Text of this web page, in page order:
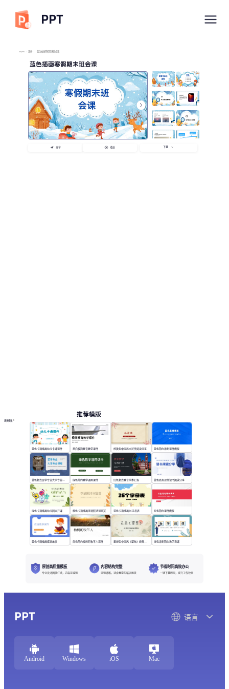
PPT
imyPPT / 课件 / 蓝色插画寒假期末班会课
蓝色插画寒假期末班会课
分享 播放 下载
推荐模版
更多模板
蓝色卡通插画幼儿卡通课件 黑白极简教育教学课件 棕黄色中国风水浒传阅读分享 蓝色简约清新课件模版
绿色简约教学通用课件 红色复古教育学术汇报 蓝色商务现代读书阅读分享
绿色卡通插画幼儿园公开课 橙色卡通插画李清照诗词鉴赏 蓝色卡通插画26字母表 红色简约课件模版
蓝色卡通插画成语故事 白色简约植树的牧羊人课件 墨绿色中国风《望岳》经典诗词欣赏 绿色清新简约教学说课
原创高质量模板
专业设计团队打造，内容可编辑
内容结构完整
逻辑清晰，适合教学与培训场景
节省时间高效办公
一键下载即用，提升工作效率
PPT 语言
Android Windows iOS Mac